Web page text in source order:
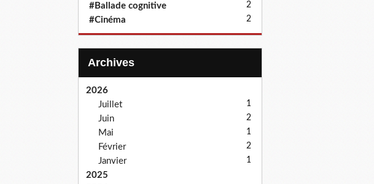
#Ballade cognitive 2
#Cinéma 2
Archives
2026
Juillet
1
Juin 2
Mai 1
Février 2
Janvier 1
2025